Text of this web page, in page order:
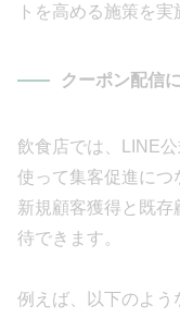
トを高める施策を実
クーポン配信
飲食店では、LINE
使って集客促進につ
新規顧客獲得と既存
待できます。
例えば、以下のよう